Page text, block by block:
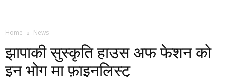
Home News
झापाकी सुस्कृति हाउस अफ फेशन को
इन भोग मा फ़ाइनलिस्ट्